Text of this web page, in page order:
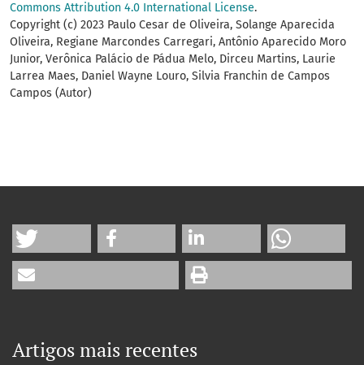
Commons Attribution 4.0 International License.
Copyright (c) 2023 Paulo Cesar de Oliveira, Solange Aparecida
Oliveira, Regiane Marcondes Carregari, Antônio Aparecido Moro
Junior, Verônica Palácio de Pádua Melo, Dirceu Martins, Laurie
Larrea Maes, Daniel Wayne Louro, Silvia Franchin de Campos
Campos (Autor)
Artigos mais recentes